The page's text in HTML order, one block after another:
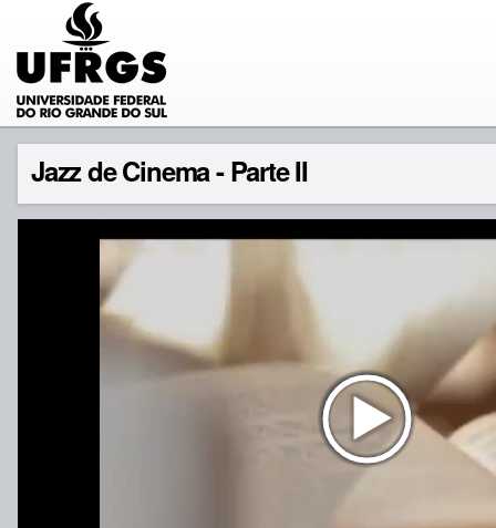
Jazz de Cinema - Parte II